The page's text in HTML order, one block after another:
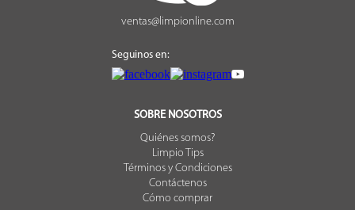
ventas@limpionline.com
Seguinos en:
SOBRE NOSOTROS
Quiénes somos?
Limpio Tips
Términos y Condiciones
Contáctenos
Cómo comprar